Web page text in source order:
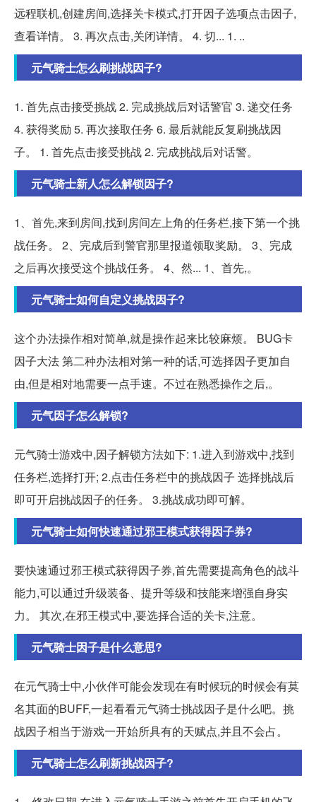
远程联机,创建房间,选择关卡模式,打开因子选项点击因子,
查看详情。 3. 再次点击,关闭详情。 4. 切... 1. ..
元气骑士怎么刷挑战因子?
1. 首先点击接受挑战 2. 完成挑战后对话警官 3. 递交任务
4. 获得奖励 5. 再次接取任务 6. 最后就能反复刷挑战因
子。 1. 首先点击接受挑战 2. 完成挑战后对话警。
元气骑士新人怎么解锁因子?
1、首先,来到房间,找到房间左上角的任务栏,接下第一个挑
战任务。 2、完成后到警官那里报道领取奖励。 3、完成
之后再次接受这个挑战任务。 4、然... 1、首先,。
元气骑士如何自定义挑战因子?
这个办法操作相对简单,就是操作起来比较麻烦。 BUG卡
因子大法 第二种办法相对第一种的话,可选择因子更加自
由,但是相对地需要一点手速。不过在熟悉操作之后,。
元气因子怎么解锁?
元气骑士游戏中,因子解锁方法如下: 1.进入到游戏中,找到
任务栏,选择打开; 2.点击任务栏中的挑战因子 选择挑战后
即可开启挑战因子的任务。 3.挑战成功即可解。
元气骑士如何快速通过邪王模式获得因子券?
要快速通过邪王模式获得因子券,首先需要提高角色的战斗
能力,可以通过升级装备、提升等级和技能来增强自身实
力。 其次,在邪王模式中,要选择合适的关卡,注意。
元气骑士因子是什么意思?
在元气骑士中,小伙伴可能会发现在有时候玩的时候会有莫
名其面的BUFF,一起看看元气骑士挑战因子是什么吧。挑
战因子相当于游戏一开始所具有的天赋点,并且不会占。
元气骑士怎么刷新挑战因子?